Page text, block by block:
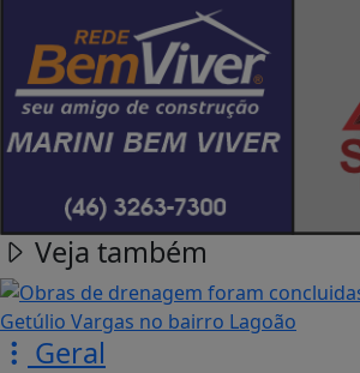
Veja também
Geral